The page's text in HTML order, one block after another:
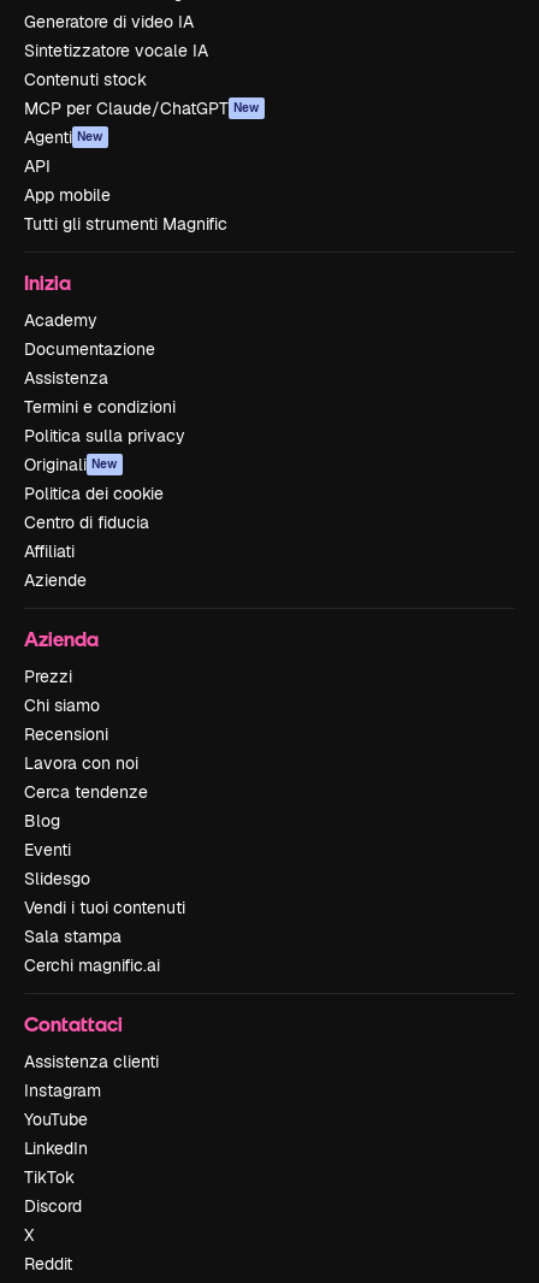
Generatore di video IA
Sintetizzatore vocale IA
Contenuti stock
MCP per Claude/ChatGPT New
Agenti New
API
App mobile
Tutti gli strumenti Magnific
Inizia
Academy
Documentazione
Assistenza
Termini e condizioni
Politica sulla privacy
Originali New
Politica dei cookie
Centro di fiducia
Affiliati
Aziende
Azienda
Prezzi
Chi siamo
Recensioni
Lavora con noi
Cerca tendenze
Blog
Eventi
Slidesgo
Vendi i tuoi contenuti
Sala stampa
Cerchi magnific.ai
Contattaci
Assistenza clienti
Instagram
YouTube
LinkedIn
TikTok
Discord
X
Reddit